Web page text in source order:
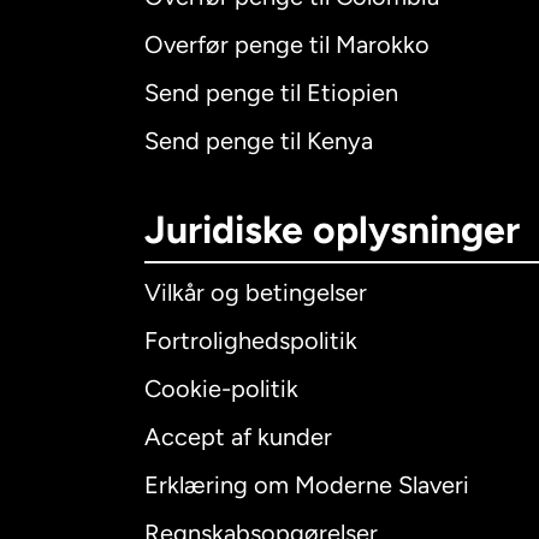
Overfør penge til Marokko
Send penge til Etiopien
Send penge til Kenya
Juridiske oplysninger
Vilkår og betingelser
Fortrolighedspolitik
Cookie-politik
Accept af kunder
Erklæring om Moderne Slaveri